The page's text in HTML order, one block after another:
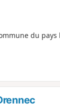
du pays